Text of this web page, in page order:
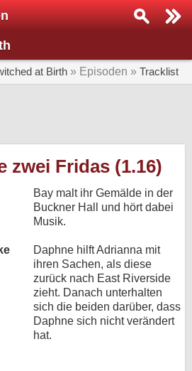
at Birth » Episoden » Tracklist
zwei Fridas (1.16)
Bay malt ihr Gemälde in der
Buckner Hall und hört dabei
Musik.
Daphne hilft Adrianna mit
ihren Sachen, als diese
zurück nach East Riverside
zieht. Danach unterhalten
sich die beiden darüber, dass
Daphne sich nicht verändert
hat.
Serie suchen...
SERIEN
KULTUR
SERVICE
Gewinnspiele
Forum
bei X